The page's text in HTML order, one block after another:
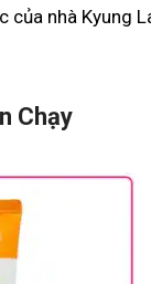
của nhà Kyung
Chạy